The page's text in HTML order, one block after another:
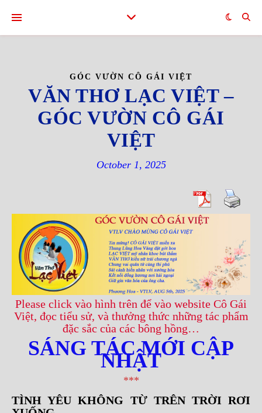
GÓC VƯỜN CÔ GÁI VIỆT
VĂN THƠ LẠC VIỆT –
GÓC VƯỜN CÔ GÁI
VIỆT
October 1, 2025
Please click vào hình trên để vào website Cô Gái
Việt, đọc tiểu sử, và thưởng thức những tác phẩm
đặc sắc của các bông hồng…
SÁNG TÁC MỚI CẬP
NHẬT
***
TÌNH YÊU KHÔNG TỪ TRÊN TRỜI RƠI